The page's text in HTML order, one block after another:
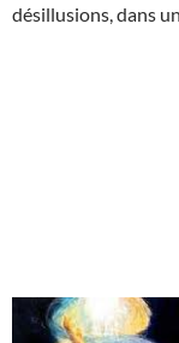
désillusions, dans